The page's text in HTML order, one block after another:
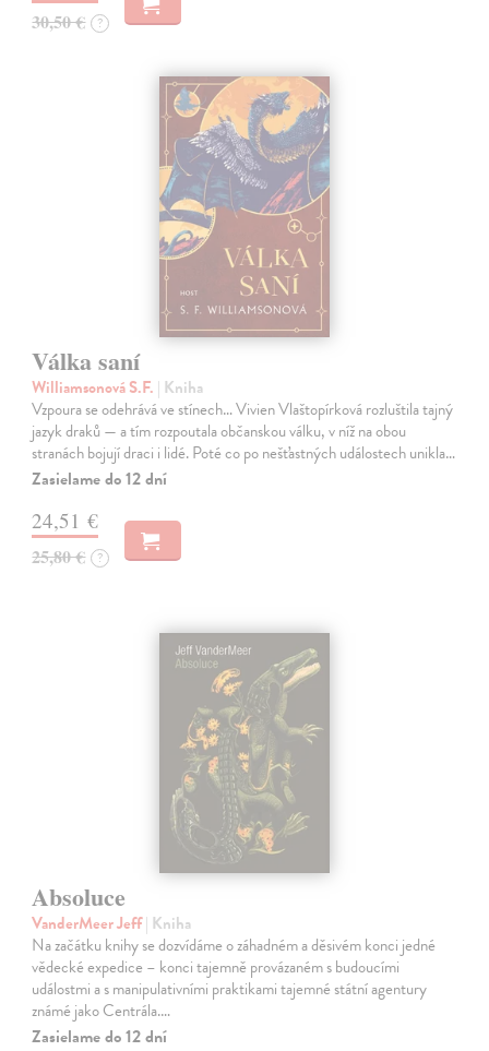
30,50 € ?
Válka saní
Williamsonová S.F. | Kniha
Vzpoura se odehrává ve stínech… Vivien Vlaštopírková rozluštila tajný
jazyk draků — a tím rozpoutala občanskou válku, v níž na obou
stranách bojují draci i lidé. Poté co po nešťastných událostech unikla…
Zasielame do 12 dní
24,51 €
25,80 € ?
Absoluce
VanderMeer Jeff| Kniha
Na začátku knihy se dozvídáme o záhadném a děsivém konci jedné
vědecké expedice – konci tajemně provázaném s budoucími
událostmi a s manipulativními praktikami tajemné státní agentury
známé jako Centrála.…
Zasielame do 12 dní